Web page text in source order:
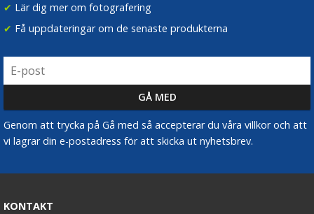
✔ Lär dig mer om fotografering
✔ Få uppdateringar om de senaste produkterna
Genom att trycka på Gå med så accepterar du våra villkor och att
vi lagrar din e-postadress för att skicka ut nyhetsbrev.
KONTAKT